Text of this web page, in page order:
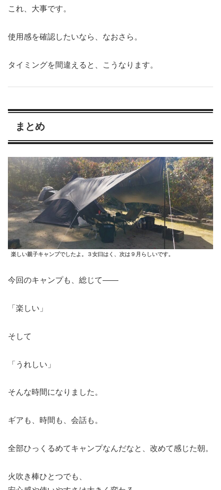
これ、大事です。
使用感を確認したいなら、なおさら。
タイミングを間違えると、こうなります。
まとめ
楽しい親子キャンプでしたよ。３女曰はく、次は９月らしいです。
今回のキャンプも、総じて——
「楽しい」
そして
「うれしい」
そんな時間になりました。
ギアも、時間も、会話も。
全部ひっくるめてキャンプなんだなと、改めて感じた朝。
火吹き棒ひとつでも、